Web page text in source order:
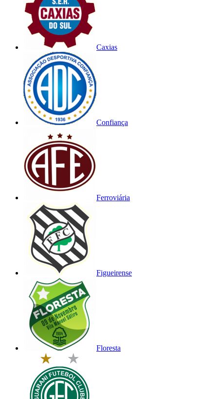
Caxias
Confiança
Ferroviária
Figueirense
Floresta